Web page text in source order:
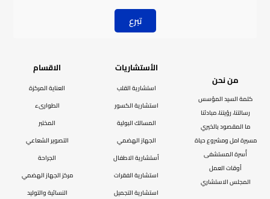
الاقسام
العناية المركزة
الطوارىء
المختبر
التصوير الشعاعي
الجراحة
مركز الجهاز الهضمي
النسائية والتوليد
الأستشاريات
استشارية القلب
استشارية الكسور
المسالك البولية
الجهاز الهضمي
أستشارية الاطفال
استشارية الفقرات
استشارية التجميل
من نحن
كلمة السيد المؤسس
رسالتنا، رؤيتنا، مبادئنا
ما المقصود بالخيري
مسيرة امل ومشروع حياة
أُسرة المستشفى
أوقات العمل
المجلس الاستشاري
تبرع